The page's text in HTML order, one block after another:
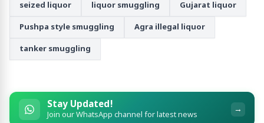
seized liquor liquor smuggling Gujarat liquor
Pushpa style smuggling Agra illegal liquor
tanker smuggling
Stay Updated!
Join our WhatsApp channel for latest news →